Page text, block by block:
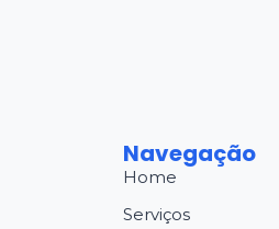
Navegação
Home
Serviços